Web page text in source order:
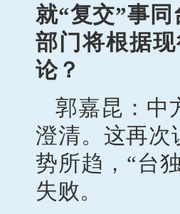
就“复交”事
部门将根据
论？
郭嘉昆：中
澄清。这再次
势所趋，“台
失败。